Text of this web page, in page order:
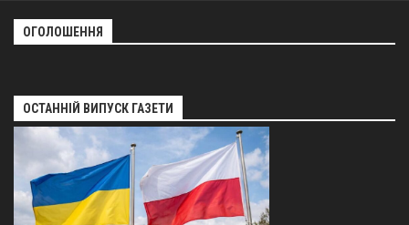
ОГОЛОШЕННЯ
ОСТАННІЙ ВИПУСК ГАЗЕТИ